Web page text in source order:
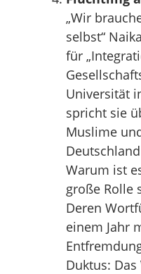
„Wir
selbst“
für
Universität
spricht sie
Muslime
Warum ist
große Rolle
Deren
einem Jahr
Duktus: